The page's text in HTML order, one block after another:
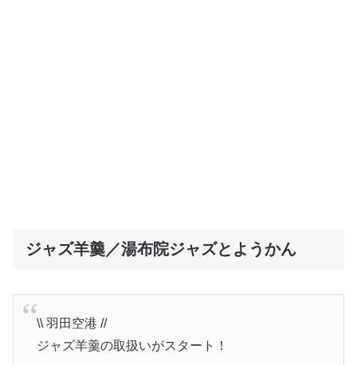
ジャズ羊羹／湯布院ジャズとようかん
\\ 羽田空港 //
ジャズ羊羹の取扱いがスタート！